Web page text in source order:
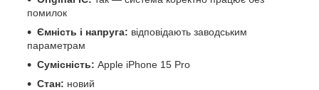
помилок
Ємність і напруга: відповідають заводським
параметрам
Сумісність: Apple iPhone 15 Pro
Стан: новий